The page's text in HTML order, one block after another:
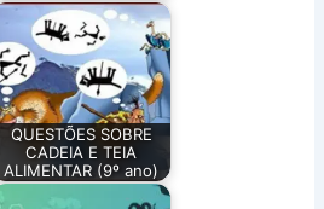
QUESTÕES SOBRE
CADEIA E TEIA
ALIMENTAR (9º ano)